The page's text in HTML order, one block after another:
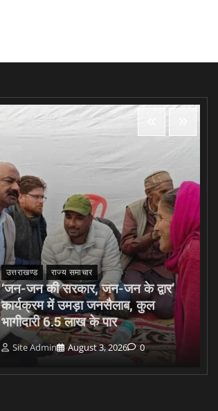
उत्तराखण्ड राज्य समाचार
‘जन-जन की सरकार, जन-जन के द्वार’
कार्यक्रम में उमड़ा जनसैलाब, कुल
भागीदारी 6.5 लाख के पार
Site Admin August 3, 2026 0